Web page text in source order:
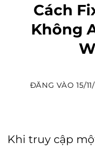
Cách
Không
ĐĂNG VÀO15/
Khi truy cập